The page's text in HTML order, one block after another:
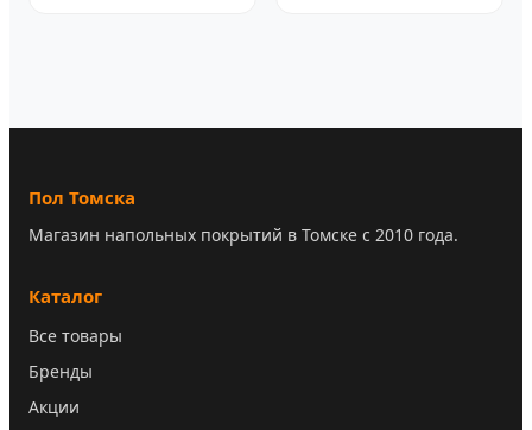
Пол Томска
Магазин напольных покрытий в Томске с 2010 года.
Каталог
Все товары
Бренды
Акции